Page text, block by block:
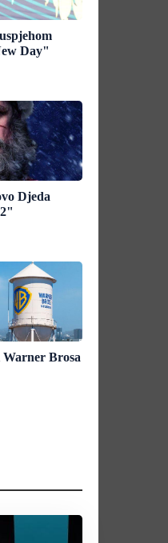
Day"
Djeda
Brosa